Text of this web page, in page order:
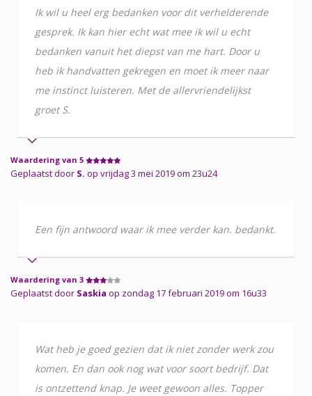
Ik wil u heel erg bedanken voor dit verhelderende
gesprek. Ik kan hier echt wat mee ik wil u echt
bedanken vanuit het diepst van me hart. Door u
heb ik handvatten gekregen en moet ik meer naar
me instinct luisteren. Met de allervriendelijkst
groet S.
Waardering van 5
Geplaatst door S. op vrijdag 3 mei 2019 om 23u24
Een fijn antwoord waar ik mee verder kan. bedankt.
Waardering van 3
Geplaatst door Saskia op zondag 17 februari 2019 om 16u33
Wat heb je goed gezien dat ik niet zonder werk zou
komen. En dan ook nog wat voor soort bedrijf. Dat
is ontzettend knap. Je weet gewoon alles. Topper